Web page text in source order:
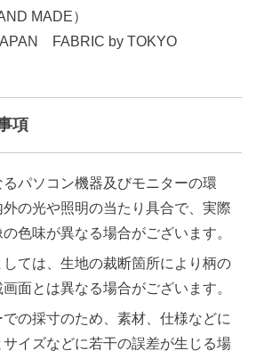
MADE）
FABRIC by TOKYO
項
パソコン機器及びモニターの環
の光や照明の当たり具合で、実際
色味が異なる場合がございます。
ては、生地の裁断箇所により柄の
面とは異なる場合がございます。
の採寸のため、素材、仕様などに
イズなどに若干の誤差が生じる場